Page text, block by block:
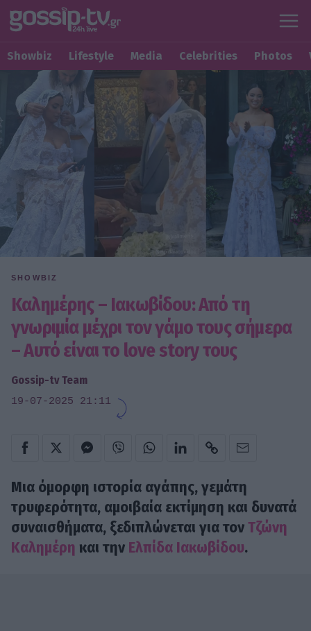
Showbiz Lifestyle Media Celebrities Photos
SHOWBIZ
Καλημέρης – Ιακωβίδου: Από τη
γνωριμία μέχρι τον γάμο τους σήμερα
– Αυτό είναι το love story τους
Gossip-tv Team
19-07-2025 21:11
Μια όμορφη ιστορία αγάπης, γεμάτη
τρυφερότητα, αμοιβαία εκτίμηση και δυνατά
συναισθήματα, ξεδιπλώνεται για τονΤζώνη
Καλημέρη και την Ελπίδα Ιακωβίδου.